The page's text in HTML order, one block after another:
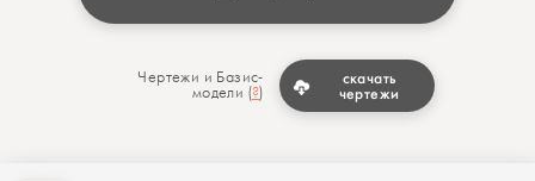
Чертежи и Базис-
модели (?)
скачать
чертежи